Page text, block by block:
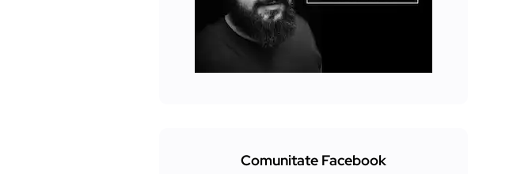
Comunitate Facebook